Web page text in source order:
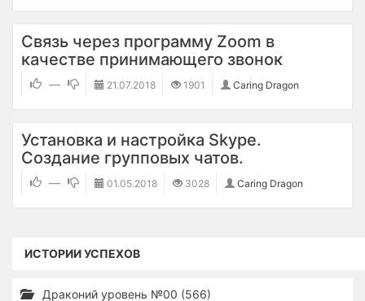
Связь через программу Zoom в
качестве принимающего звонок
— 21.07.2018 1901 Caring Dragon
Установка и настройка Skype.
Создание групповых чатов.
— 01.05.2018 3028 Caring Dragon
ИСТОРИИ УСПЕХОВ
Драконий уровень №00 (566)